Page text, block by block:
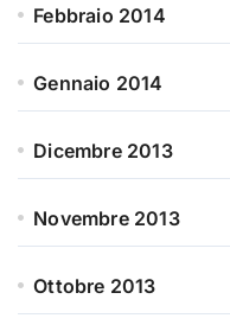
Febbraio 2014
Gennaio 2014
Dicembre 2013
Novembre 2013
Ottobre 2013